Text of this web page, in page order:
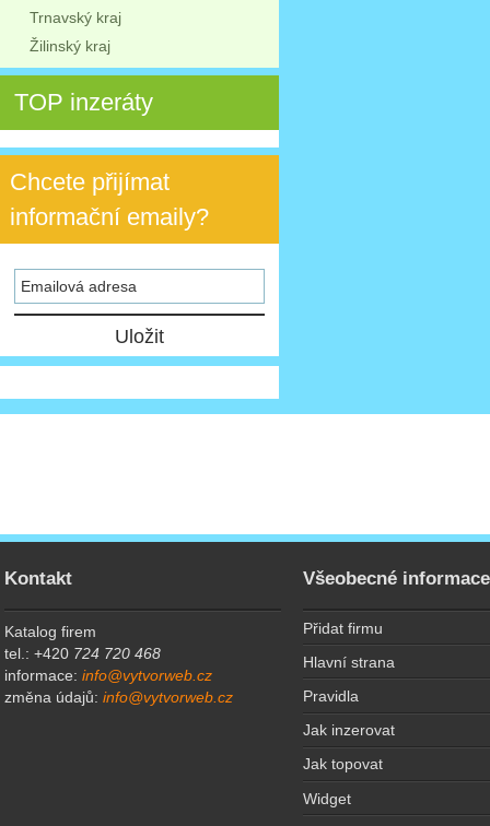
Trnavský kraj
Žilinský kraj
TOP inzeráty
Chcete přijímat
informační emaily?
Kontakt
Katalog firem
tel.: +420 724 720 468
informace:info@vytvorweb.cz
změna údajů:info@vytvorweb.cz
Všeobecné informace
Přidat firmu
Hlavní strana
Pravidla
Jak inzerovat
Jak topovat
Widget